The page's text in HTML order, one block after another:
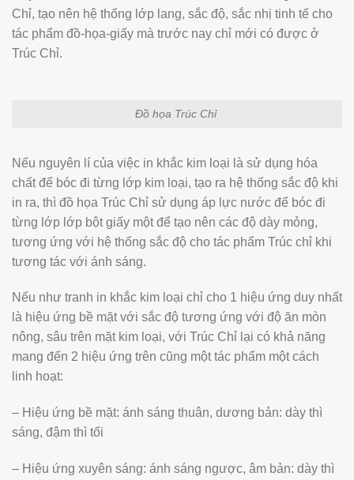
Chỉ, tạo nên hệ thống lớp lang, sắc độ, sắc nhị tinh tế cho
tác phẩm đồ-họa-giấy mà trước nay chỉ mới có được ở
Trúc Chỉ.
Đồ họa Trúc Chỉ
Nếu nguyên lí của việc in khắc kim loại là sử dụng hóa
chất để bóc đi từng lớp kim loại, tạo ra hệ thống sắc độ khi
in ra, thì đồ họa Trúc Chỉ sử dụng áp lực nước để bóc đi
từng lớp lớp bột giấy một để tạo nên các độ dày mỏng,
tương ứng với hệ thống sắc độ cho tác phẩm Trúc chỉ khi
tương tác với ánh sáng.
Nếu như tranh in khắc kim loại chỉ cho 1 hiệu ứng duy nhất
là hiệu ứng bề mặt với sắc độ tương ứng với độ ăn mòn
nông, sâu trên mặt kim loại, với Trúc Chỉ lại có khả năng
mang đến 2 hiệu ứng trên cũng một tác phẩm một cách
linh hoạt:
– Hiệu ứng bề mặt: ánh sáng thuân, dương bản: dày thì
sáng, đậm thì tối
– Hiệu ứng xuyên sáng: ánh sáng ngược, âm bản: dày thì